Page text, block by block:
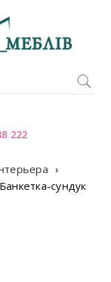
222
›
Банкетка-сундук